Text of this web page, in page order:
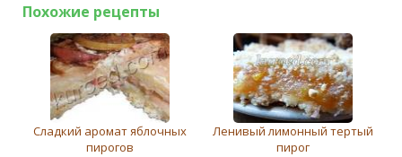
Похожие рецепты
Сладкий аромат яблочных
пирогов
Ленивый лимонный тертый
пирог